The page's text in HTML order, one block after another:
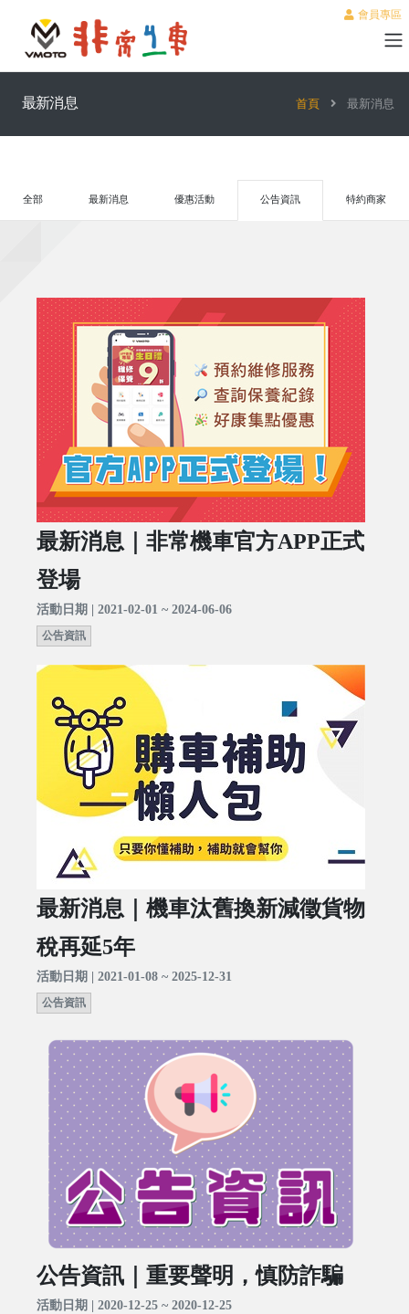
會員專區
最新消息 首頁 最新消息
全部 最新消息 優惠活動 公告資訊 特約商家
最新消息｜非常機車官方APP正式
登場
活動日期 | 2021-02-01 ~ 2024-06-06
公告資訊
最新消息｜機車汰舊換新減徵貨物
稅再延5年
活動日期 | 2021-01-08 ~ 2025-12-31
公告資訊
公告資訊｜重要聲明，慎防詐騙
活動日期 | 2020-12-25 ~ 2020-12-25